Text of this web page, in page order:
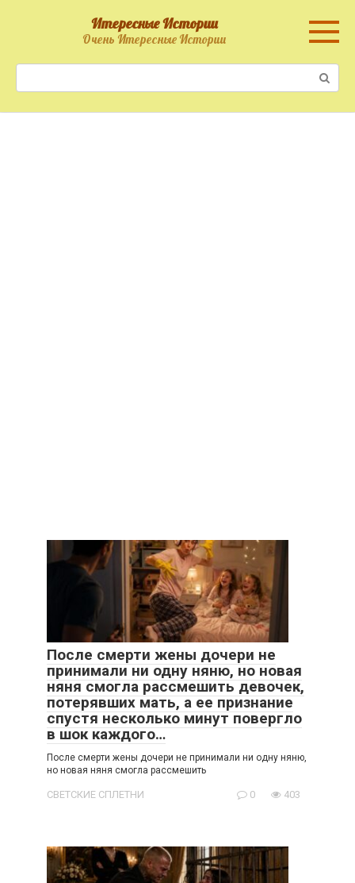
Итересные Истории
Очень Итересные Истории
После смерти жены дочери не
принимали ни одну няню, но новая
няня смогла рассмешить девочек,
потерявших мать, а ее признание
спустя несколько минут повергло
в шок каждого…
После смерти жены дочери не принимали ни одну няню,
но новая няня смогла рассмешить
СВЕТСКИЕ СПЛЕТНИ 0 403